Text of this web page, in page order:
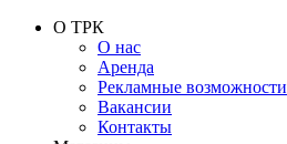
О ТРК
О нас
Аренда
Рекламные возможности
Вакансии
Контакты